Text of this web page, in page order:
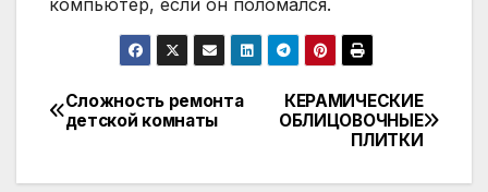
компьютер, если он поломался.
Навигация
КЕРАМИЧЕСКИЕ
ОБЛИЦОВОЧНЫЕ
ПЛИТКИ
Сложность ремонта
детской комнаты